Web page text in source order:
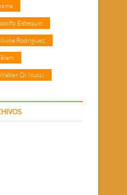
Estequin
Rodríguez
Di Nucci